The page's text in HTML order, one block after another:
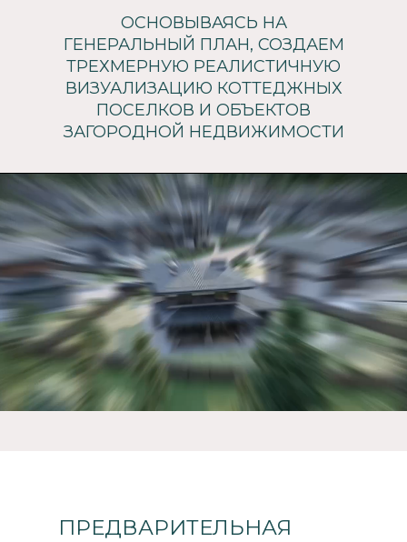
ОСНОВЫВАЯСЬ НА
ГЕНЕРАЛЬНЫЙ ПЛАН, СОЗДАЕМ
ТРЕХМЕРНУЮ РЕАЛИСТИЧНУЮ
ВИЗУАЛИЗАЦИЮ КОТТЕДЖНЫХ
ПОСЕЛКОВ И ОБЪЕКТОВ
ЗАГОРОДНОЙ НЕДВИЖИМОСТИ
ПРЕДВАРИТЕЛЬНАЯ